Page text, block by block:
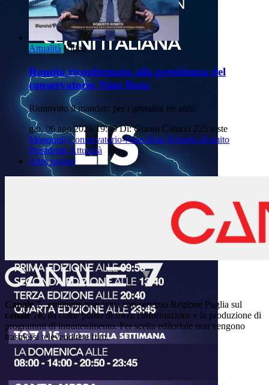
Attualità Video
Romito riconfermato alla presidenza del
conservatorio Nino Rota
Rinnovato il mandato per i prossimi tre anni.
gio, 06 ago 2026 19:49 Di: Gianni Catucci 225 viste
Monopoli Conservatorio-Nino-Rota Roberto-Romito
Presidente Attualità
Altre notizie
Canale 7, emittente televisiva con servizio Regione Puglia sul
canale 78, ha come punto di forza l'informazione e la produzione di
programmi di intrattenimento. Per scelta editoriale non vengono
trasmessi televendite e film.